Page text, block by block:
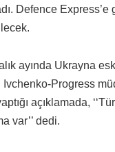
Defence Express’e
ayında Ukrayna
Ivchenko-Progress
açıklamada,
var’’ dedi.